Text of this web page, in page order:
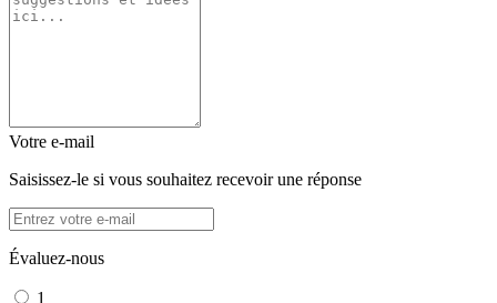
Votre e-mail
Saisissez-le si vous souhaitez recevoir une réponse
Évaluez-nous
1